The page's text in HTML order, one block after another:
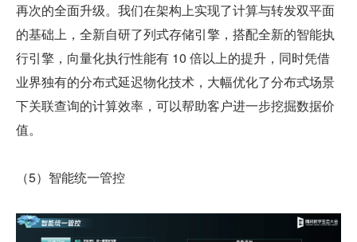
再次的全面升级。我们在架构上实现了计算与转发双平面
的基础上，全新自研了列式存储引擎，搭配全新的智能执
行引擎，向量化执行性能有 10 倍以上的提升，同时凭借
业界独有的分布式延迟物化技术，大幅优化了分布式场景
下关联查询的计算效率，可以帮助客户进一步挖掘数据价
值。
（5）智能统一管控